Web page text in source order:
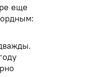
еще